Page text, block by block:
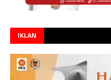
IKLAN